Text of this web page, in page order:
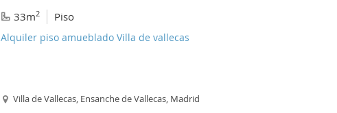
33m2 Piso
Alquiler piso amueblado Villa de vallecas
Villa de Vallecas, Ensanche de Vallecas, Madrid